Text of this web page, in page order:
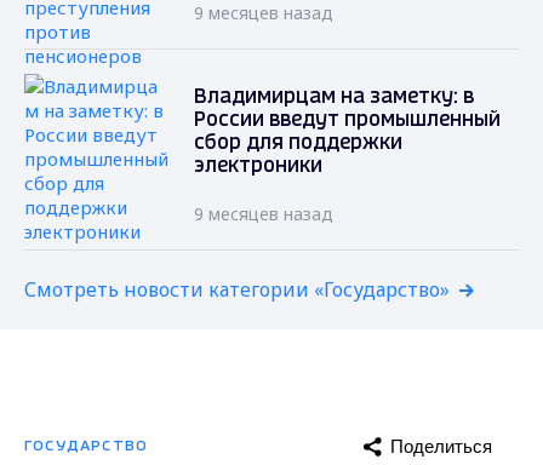
9 месяцев назад
Владимирцам на заметку: в
России введут промышленный
сбор для поддержки
электроники
9 месяцев назад
Смотреть новости категории «Государство»
ГОСУДАРСТВО Поделиться